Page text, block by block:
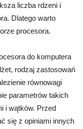
liczba rdzeni i
Dlatego warto
procesora.
do komputera
rodzaj zastosowań
równowagi
parametrów takich
i wątków. Przed
się z opiniami innych